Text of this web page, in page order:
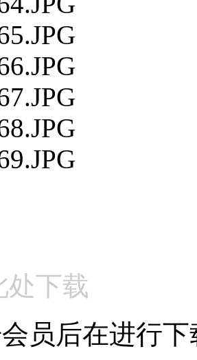
处下载
员后在进行下